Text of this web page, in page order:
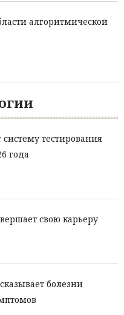
алгоритмической
тестирования
года
свою карьеру
болезни